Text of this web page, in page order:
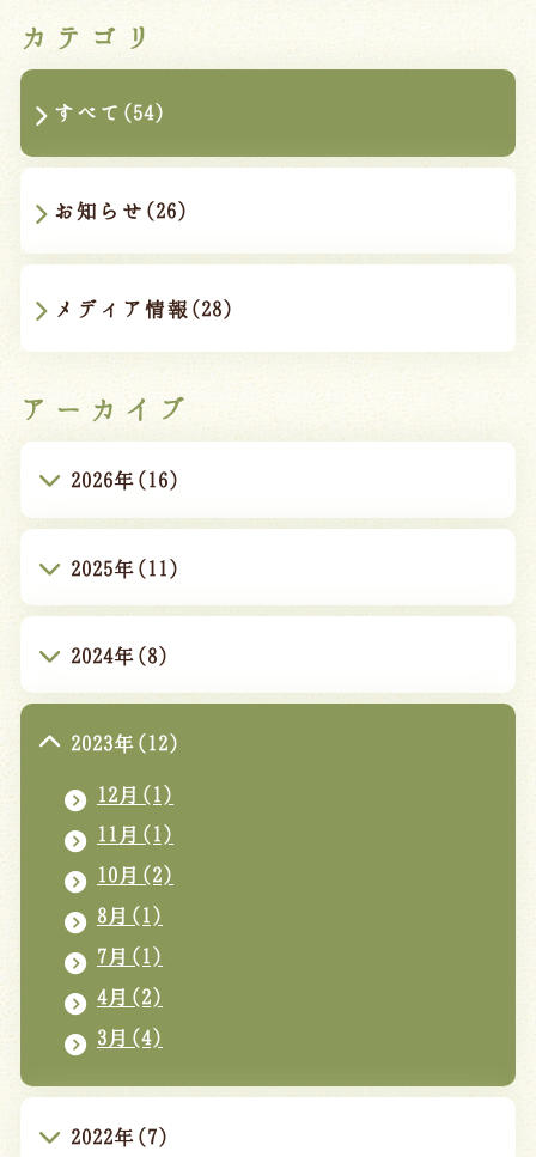
カテゴリ
すべて(54)
お知らせ(26)
メディア情報(28)
アーカイブ
2026年(16)
2025年(11)
2024年(8)
2023年(12)
12月(1)
11月(1)
10月(2)
8月(1)
7月(1)
4月(2)
3月(4)
2022年(7)